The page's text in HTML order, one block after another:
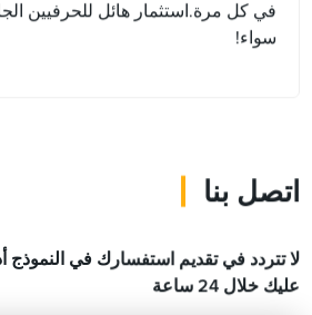
في كل مرة.استثمار هائل للحرفيين
سواء!
اتصل بنا
لا تتردد في تقديم استفسارك في النموذج
عليك خلال 24 ساعة